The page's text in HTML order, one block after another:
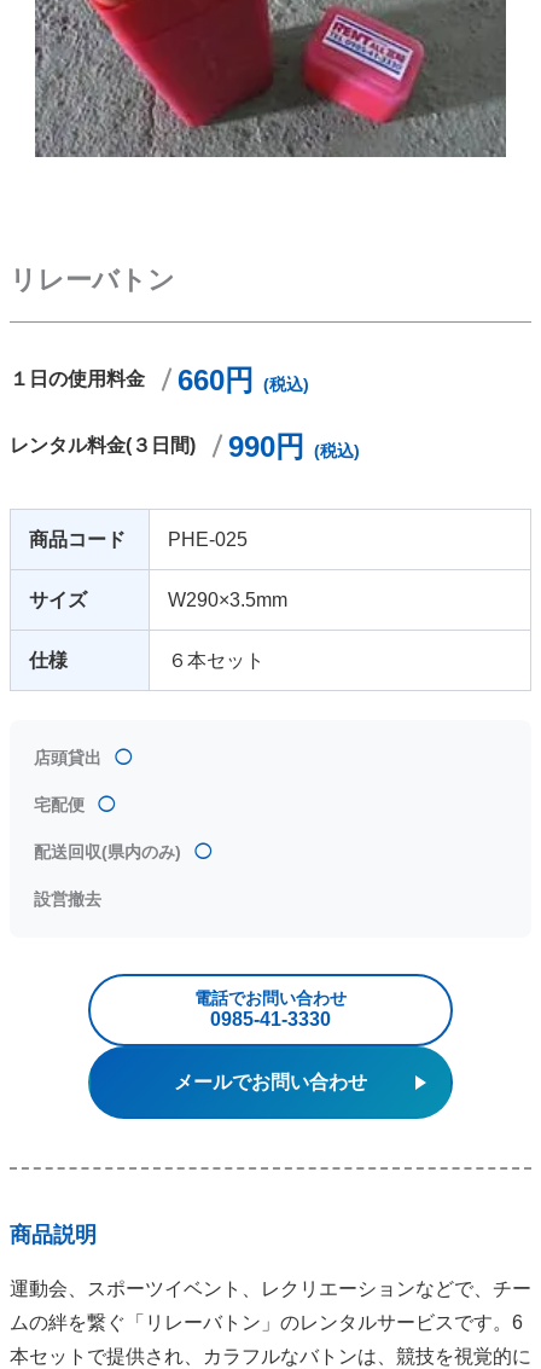
リレーバトン
１日の使用料金 660円 (税込)
レンタル料金(３日間) 990円 (税込)
商品コード PHE-025
サイズ W290×3.5mm
仕様 ６本セット
店頭貸出 ◯
宅配便 ◯
配送回収(県内のみ) ◯
設営撤去
電話でお問い合わせ
0985‐41‐3330
メールでお問い合わせ
商品説明
運動会、スポーツイベント、レクリエーションなどで、チー
ムの絆を繋ぐ「リレーバトン」のレンタルサービスです。6
本セットで提供され、カラフルなバトンは、競技を視覚的に